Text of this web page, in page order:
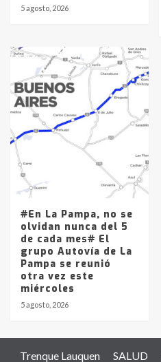
5 agosto, 2026
#En La Pampa, no se
olvidan nunca del 5
de cada mes# El
grupo Autovía de La
Pampa se reunió
otra vez este
miércoles
5 agosto, 2026
Trenque Lauquen SALUD